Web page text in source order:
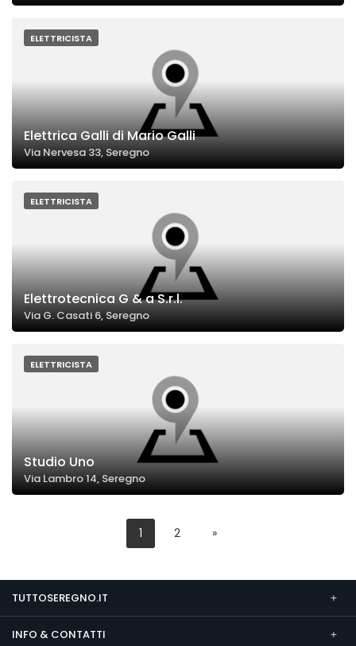
ELETTRICISTA
Elettrica Galli di Mario Galli
Via Nervesa 33, Seregno
ELETTRICISTA
Elettrotecnica G & a S.r.l.
Via G. Casati 6, Seregno
ELETTRICISTA
Studio Uno
Via Lambro 14, Seregno
1 2 »
TUTTOSEREGNO.IT
INFO & CONTATTI